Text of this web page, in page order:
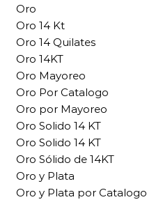
Oro
Oro 14 Kt
Oro 14 Quilates
Oro 14KT
Oro Mayoreo
Oro Por Catalogo
Oro por Mayoreo
Oro Solido 14 KT
Oro Solido 14 KT
Oro Sólido de 14KT
Oro y Plata
Oro y Plata por Catalogo